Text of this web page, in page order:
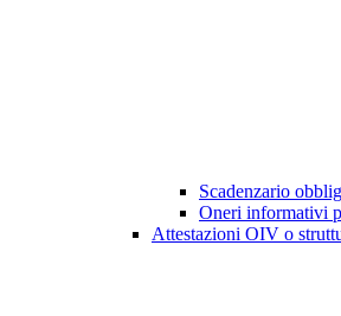
Scadenzario
Oneri informativi
Attestazioni OIV o